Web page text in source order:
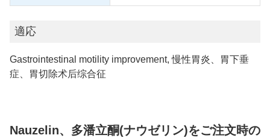
適応
Gastrointestinal motility improvement, 慢性胃炎、胃下垂
症、胃切除术后综合征
Nauzelin、多潘立酮(ナウゼリン)をご注文時の